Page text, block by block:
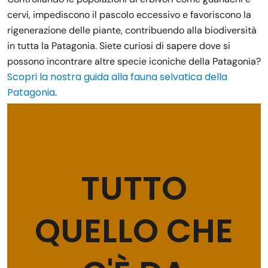
cervi, impediscono il pascolo eccessivo e favoriscono la
rigenerazione delle piante, contribuendo alla biodiversità
in tutta la Patagonia. Siete curiosi di sapere dove si
possono incontrare altre specie iconiche della Patagonia?
Scopri la nostra guida alla fauna selvatica della
Patagonia.
TUTTO
QUELLO CHE